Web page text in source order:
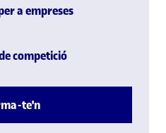
a empreses
competició
te'n